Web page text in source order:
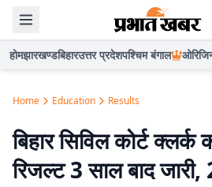
होमझारखण्डबिहारउत्तर प्रदेशपश्चिम बंगाल
Home Education Results
बिहार सिविल कोर्ट
रिजल्ट 3 साल बाद